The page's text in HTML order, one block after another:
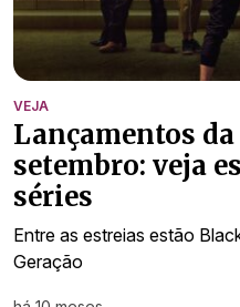
VEJA
Lançamentos
setembro: veja
séries
Entre as estreias estão
Geração